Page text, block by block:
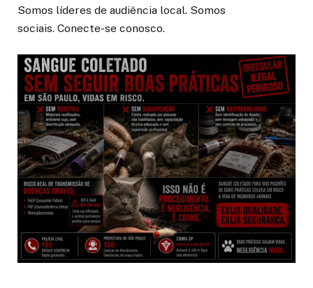
Somos líderes de audiência local. Somos
sociais. Conecte-se conosco.